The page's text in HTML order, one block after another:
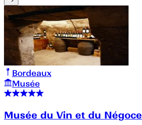
Bordeaux
Musée
Musée du Vin et du Négoce